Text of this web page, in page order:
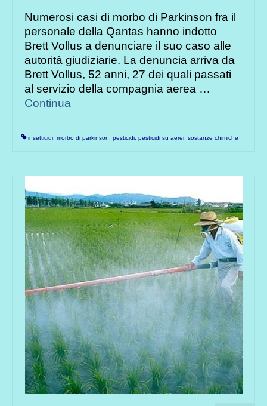
Numerosi casi di morbo di Parkinson fra il
personale della Qantas hanno indotto
Brett Vollus a denunciare il suo caso alle
autorità giudiziarie. La denuncia arriva da
Brett Vollus, 52 anni, 27 dei quali passati
al servizio della compagnia aerea …
Continua
insetticidi morbo di parkinson pesticidi pesticidi su aerei sostanze chimiche